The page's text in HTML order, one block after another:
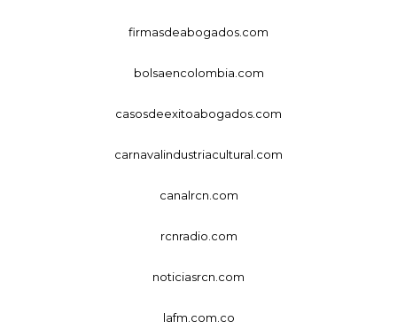
firmasdeabogados.com
bolsaencolombia.com
casosdeexitoabogados.com
carnavalindustriacultural.com
canalrcn.com
rcnradio.com
noticiasrcn.com
lafm.com.co